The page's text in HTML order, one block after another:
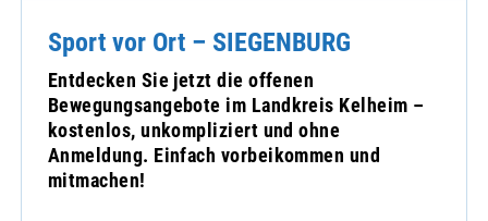
Sport vor Ort – SIEGENBURG
Entdecken Sie jetzt die offenen
Bewegungsangebote im Landkreis Kelheim –
kostenlos, unkompliziert und ohne
Anmeldung. Einfach vorbeikommen und
mitmachen!